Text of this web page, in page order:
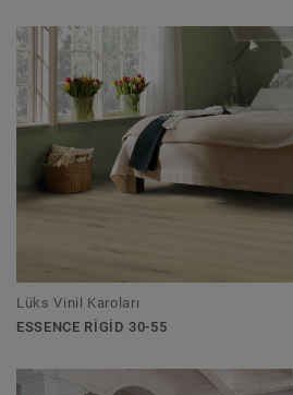
Lüks Vinil Karoları
ESSENCE RIGID 30-55